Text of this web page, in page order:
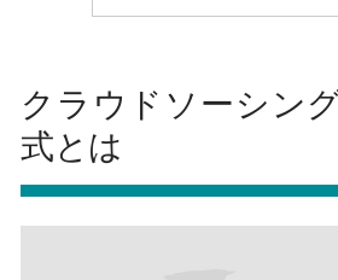
クラウドソーシン
式とは